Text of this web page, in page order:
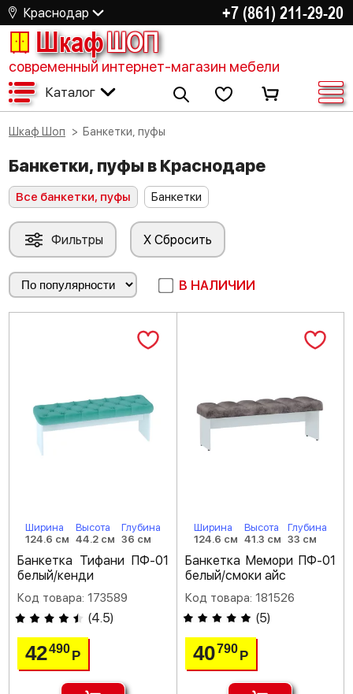
Краснодар +7 (861) 211-29-20
ШкафШОП
современный интернет-магазин мебели
Каталог
Шкаф Шоп Банкетки, пуфы
Банкетки, пуфы в Краснодаре
Все банкетки, пуфы Банкетки
Фильтры X Сбросить
В НАЛИЧИИ
Ширина
124.6 см
Высота
44.2 см
Глубина
36 см
Банкетка Тифани ПФ-01
белый/кенди
Код товара: 173589
(4.5)
42490Р
Ширина
124.6 см
Высота
41.3 см
Глубина
33 см
Банкетка Мемори ПФ-01
белый/смоки айс
Код товара: 181526
(5)
40790 Р